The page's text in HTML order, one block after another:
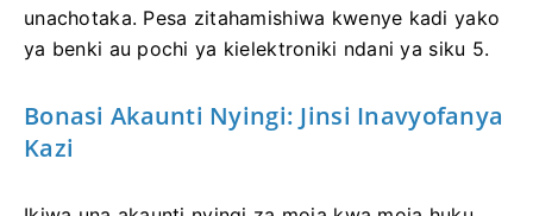
unachotaka. Pesa zitahamishiwa kwenye kadi yako
ya benki au pochi ya kielektroniki ndani ya siku 5.
Bonasi Akaunti Nyingi: Jinsi Inavyofanya
Kazi